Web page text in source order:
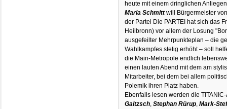
heute mit einem dringlichen
Maria Schmittwill Bürgermeister
der Partei Die PARTEI hat sich das
Heilbronn) vor allem der Losung
ausgefeilter Mehrpunkteplan – die
Wahlkampfes stetig erhöht – soll
die Main-Metropole endlich
einen lauten Abend mit dem am
Mitarbeiter, bei dem bei allem
Polemik ihren Platz haben.
Ebenfalls lesen werden die
Gaitzsch,Stephan Rürup,Mark-